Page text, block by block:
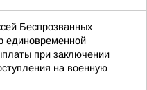
Беспрозванных
единовременной
при заключении
на военную